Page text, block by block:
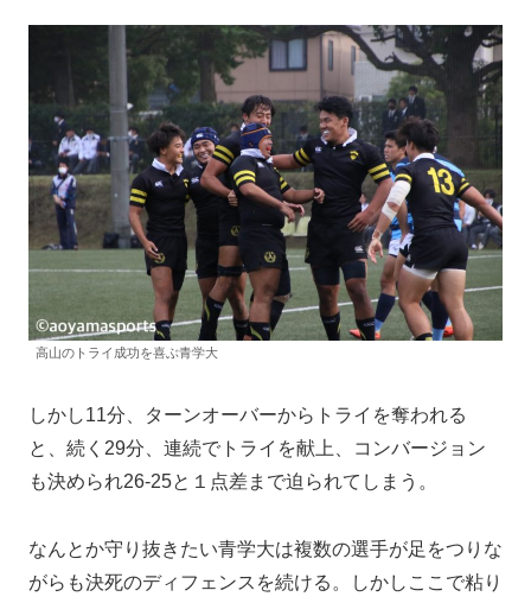
高山のトライ成功を喜ぶ青学大
しかし11分、ターンオーバーからトライを奪われる
と、続く29分、連続でトライを献上、コンバージョン
も決められ26-25と１点差まで迫られてしまう。
なんとか守り抜きたい青学大は複数の選手が足をつりな
がらも決死のディフェンスを続ける。しかしここで粘り